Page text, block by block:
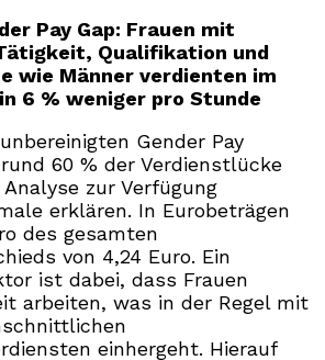
Pay Gap: Frauen mit
Qualifikation und
wie Männer verdienten im
6 % weniger pro Stunde
Gender Pay
60 % der Verdienstlücke
zur Verfügung
erklären. In Eurobeträgen
des gesamten
von 4,24 Euro. Ein
ist dabei, dass Frauen
arbeiten, was in der Regel mit
einhergeht. Hierauf